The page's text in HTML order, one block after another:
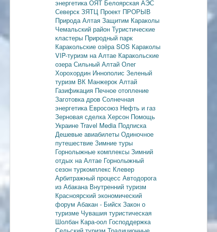
энергетикаОЯТ Белоярская АЭС
Северск ЗЯТЦ Проект ПРОРЫВ
Природа Алтая Защитим Караколы
Чемальский район Туристические
кластеры Природный парк
Каракольские озёраSOS Караколы
VIP-туризм на Алтае Каракольские
озераСильный Алтай Олег
Хорохордин Иннополис Зеленый
туризм ВК Манжерок Алтай
Газификация Печное отопление
Заготовка дров Солнечная
энергетика Евросоюз Нефть и газ
Зерновая сделкаХерсон Помощь
Украине Travel Media Подписка
Дешевые авиабилеты Одиночное
путешествие Зимние туры
Горнолыжные комплексы Зимний
отдых на Алтае Горнолыжный
сезон туркомплекс Клевер
Арбитражный процесс Автодорога
из Абакана Внутренний туризм
Красноярский экономический
форум Абакан - Бийск Закон о
туризме Чувашия туристическая
Шолбан Кара-оол Господдержка